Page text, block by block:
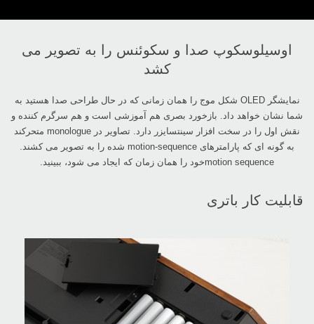
اوسیلوسکوپ صدا و سکوئنس را به تصویر می
کشد
نمایشگر ‏OLED‏ شکل موج را همان زمانی که در حال طراحی صدا هستید به
شما نشان خواهد داد. بازخورد ‏بصری هم آموزشی است و هم سرگرم کننده و
نقش اول را در سخت افزار سینتسایزر دارد. تصاویر در ‏monologue‏ متحرکند
‎motion sequenceخود را همان زمان که ایجاد می شود، ببینید.‏
قابلیت کار باتری